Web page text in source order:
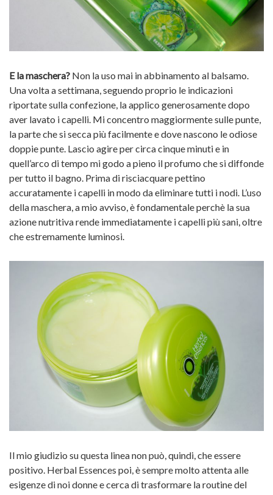
E la maschera? Non la uso mai in abbinamento al balsamo.
Una volta a settimana, seguendo proprio le indicazioni
riportate sulla confezione, la applico generosamente dopo
aver lavato i capelli. Mi concentro maggiormente sulle punte,
la parte che si secca più facilmente e dove nascono le odiose
doppie punte. Lascio agire per circa cinque minuti e in
quell’arco di tempo mi godo a pieno il profumo che si diffonde
per tutto il bagno. Prima di risciacquare pettino
accuratamente i capelli in modo da eliminare tutti i nodi. L’uso
della maschera, a mio avviso, è fondamentale perchè la sua
azione nutritiva rende immediatamente i capelli più sani, oltre
che estremamente luminosi.
Il mio giudizio su questa linea non può, quindi, che essere
positivo. Herbal Essences poi, è sempre molto attenta alle
esigenze di noi donne e cerca di trasformare la routine del